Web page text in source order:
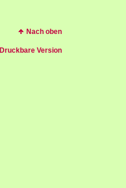
Nach oben
Druckbare Version